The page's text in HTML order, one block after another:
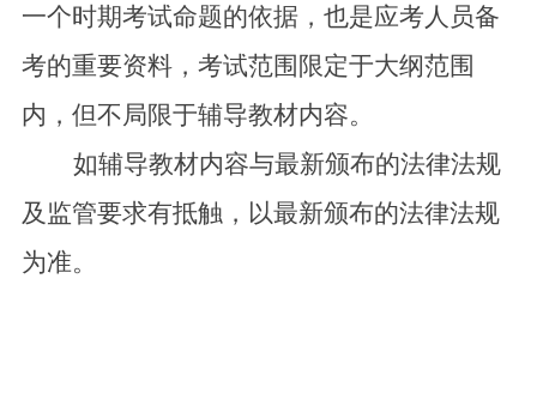
一个时期考试命题的依据，也是应考人员备
考的重要资料，考试范围限定于大纲范围
内，但不局限于辅导教材内容。
如辅导教材内容与最新颁布的法律法规
及监管要求有抵触，以最新颁布的法律法规
为准。